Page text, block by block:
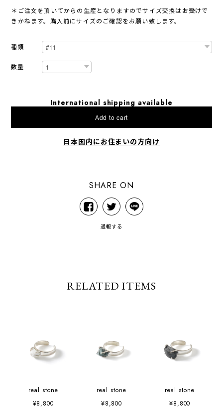
＊ご注文を頂いてからの生産となりますのでサイズ交換はお受けで
きかねます。購入前にサイズのご確認をお願い致します。
種類
数量
International shipping available
Add to cart
日本国内にお住まいの方向け
SHARE ON
通報する
RELATED ITEMS
real stone
¥8,800
real stone
¥8,800
real stone
¥8,800